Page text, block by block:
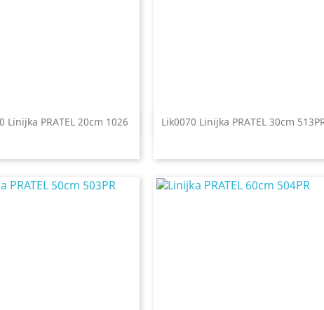
Linijka PRATEL 20cm 1026
Szybki podgląd Lik0070 Linijka PRATEL 30cm
Szybki podgląd